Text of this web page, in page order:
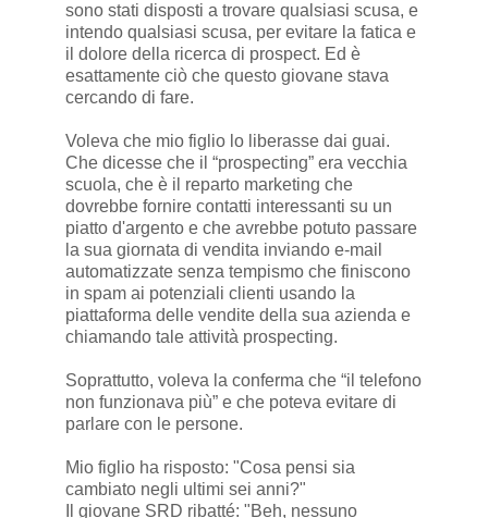
sono stati disposti a trovare qualsiasi scusa, e
intendo qualsiasi scusa, per evitare la fatica e
il dolore della ricerca di prospect. Ed è
esattamente ciò che questo giovane stava
cercando di fare.
Voleva che mio figlio lo liberasse dai guai.
Che dicesse che il “prospecting” era vecchia
scuola, che è il reparto marketing che
dovrebbe fornire contatti interessanti su un
piatto d'argento e che avrebbe potuto passare
la sua giornata di vendita inviando e-mail
automatizzate senza tempismo che finiscono
in spam ai potenziali clienti usando la
piattaforma delle vendite della sua azienda e
chiamando tale attività prospecting.
Soprattutto, voleva la conferma che “il telefono
non funzionava più” e che poteva evitare di
parlare con le persone.
Mio figlio ha risposto: "Cosa pensi sia
cambiato negli ultimi sei anni?"
Il giovane SRD ribatté: "Beh, nessuno